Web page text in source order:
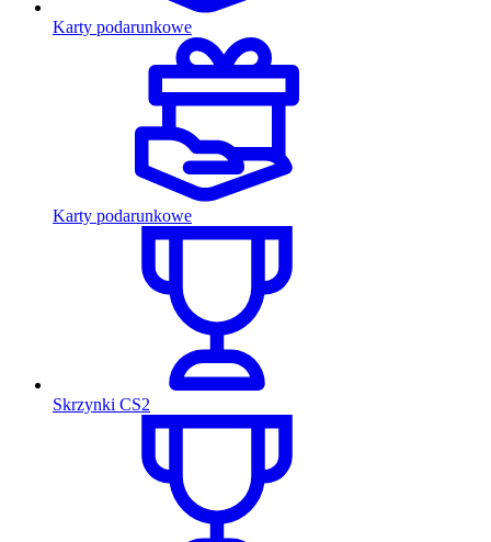
Karty podarunkowe
Karty podarunkowe
Skrzynki CS2